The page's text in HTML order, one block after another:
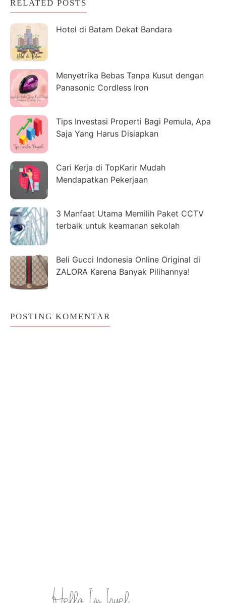
RELATED POSTS
Hotel di Batam Dekat Bandara
Menyetrika Bebas Tanpa Kusut dengan
Panasonic Cordless Iron
Tips Investasi Properti Bagi Pemula, Apa
Saja Yang Harus Disiapkan
Cari Kerja di TopKarir Mudah
Mendapatkan Pekerjaan
3 Manfaat Utama Memilih Paket CCTV
terbaik untuk keamanan sekolah
Beli Gucci Indonesia Online Original di
ZALORA Karena Banyak Pilihannya!
POSTING KOMENTAR